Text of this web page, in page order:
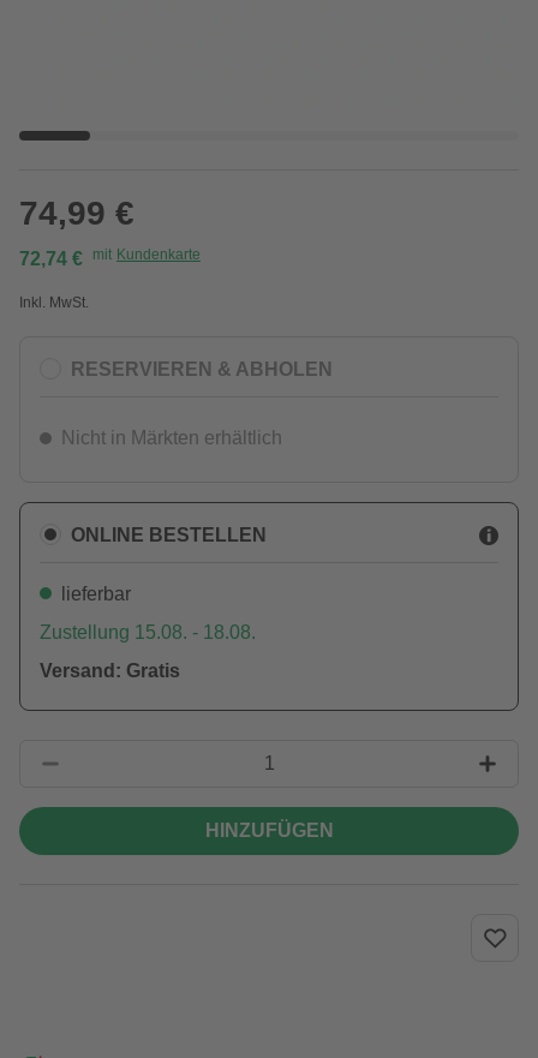
74,99 €
72,74 € mit Kundenkarte
Inkl. MwSt.
RESERVIEREN & ABHOLEN
Nicht in Märkten erhältlich
ONLINE BESTELLEN
lieferbar
Zustellung 15.08. - 18.08.
Versand: Gratis
HINZUFÜGEN